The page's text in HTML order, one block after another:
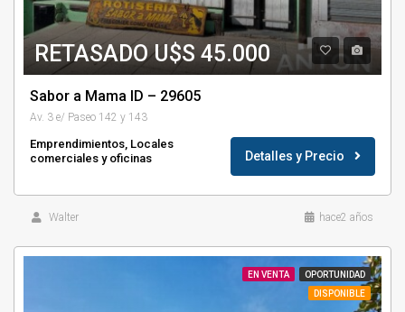
RETASADO U$S 45.000
Sabor a Mama ID – 29605
Av. 3 e/ Paseo 142 y 143
Emprendimientos, Locales
comerciales y oficinas
Detalles y Precio
Walter hace2 años
EN VENTA
OPORTUNIDAD
DISPONIBLE